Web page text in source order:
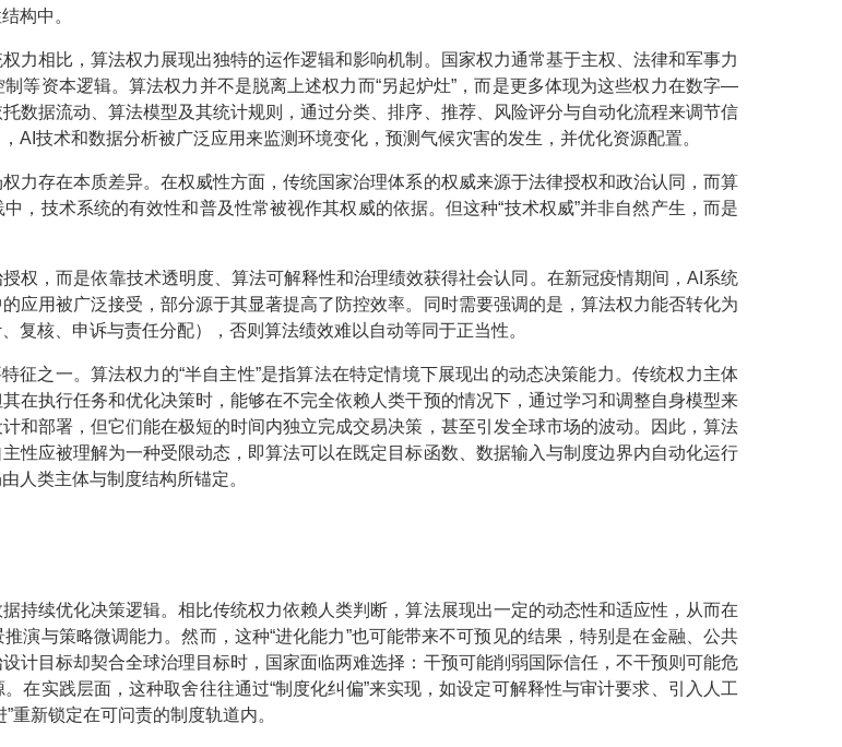
构中。
力相比，算法权力展现出独特的运作逻辑和影响机制。国家权力通常基于主权、法律和军事力
等资本逻辑。算法权力并不是脱离上述权力而“另起炉灶”，而是更多体现为这些权力在数字—
数据流动、算法模型及其统计规则，通过分类、排序、推荐、风险评分与自动化流程来调节信
AI技术和数据分析被广泛应用来监测环境变化，预测气候灾害的发生，并优化资源配置。
力存在本质差异。在权威性方面，传统国家治理体系的权威来源于法律授权和政治认同，而算
，技术系统的有效性和普及性常被视作其权威的依据。但这种“技术权威”并非自然产生，而是
权，而是依靠技术透明度、算法可解释性和治理绩效获得社会认同。在新冠疫情期间，AI系统
应用被广泛接受，部分源于其显著提高了防控效率。同时需要强调的是，算法权力能否转化为
核、申诉与责任分配），否则算法绩效难以自动等同于正当性。
征之一。算法权力的“半自主性”是指算法在特定情境下展现出的动态决策能力。传统权力主体
在执行任务和优化决策时，能够在不完全依赖人类干预的情况下，通过学习和调整自身模型来
和部署，但它们能在极短的时间内独立完成交易决策，甚至引发全球市场的波动。因此，算法
性应被理解为一种受限动态，即算法可以在既定目标函数、数据输入与制度边界内自动化运行
人类主体与制度结构所锚定。
持续优化决策逻辑。相比传统权力依赖人类判断，算法展现出一定的动态性和适应性，从而在
演与策略微调能力。然而，这种“进化能力”也可能带来不可预见的结果，特别是在金融、公共
计目标却契合全球治理目标时，国家面临两难选择：干预可能削弱国际信任，不干预则可能危
在实践层面，这种取舍往往通过“制度化纠偏”来实现，如设定可解释性与审计要求、引入人工
重新锁定在可问责的制度轨道内。